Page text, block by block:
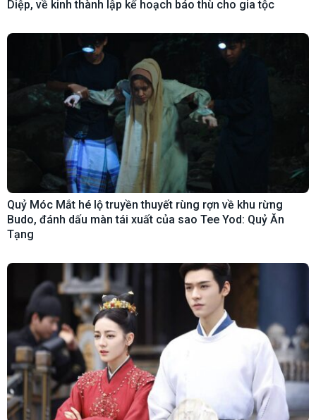
Diệp, về kinh thành lập kế hoạch báo thù cho gia tộc
Quỷ Móc Mắt hé lộ truyền thuyết rùng rợn về khu rừng
Budo, đánh dấu màn tái xuất của sao Tee Yod: Quỷ Ăn
Tạng